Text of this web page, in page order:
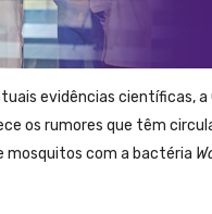
evidências científicas,
os rumores que têm
mosquitos com a bactéria